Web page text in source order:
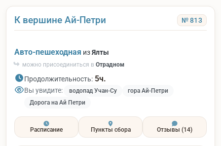
К вершине Ай-Петри № 813
Авто-пешеходная изЯлты
можно присоединиться в Отрадном
Продолжительность: 5ч.
Вы увидите: водопад Учан-Су
гора Ай-Петри
Дорога на Ай Петри
Расписание Пункты сбора Отзывы (14)